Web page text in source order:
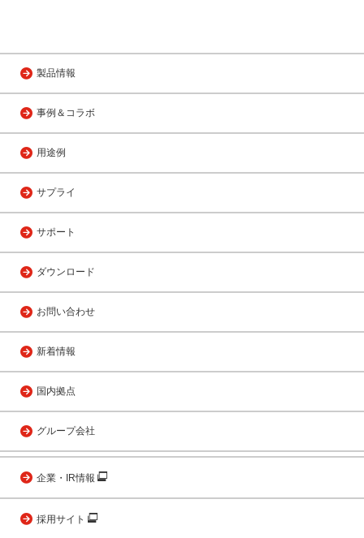
製品情報
事例＆コラボ
用途例
サプライ
サポート
ダウンロード
お問い合わせ
新着情報
国内拠点
グループ会社
企業・IR情報
採用サイト